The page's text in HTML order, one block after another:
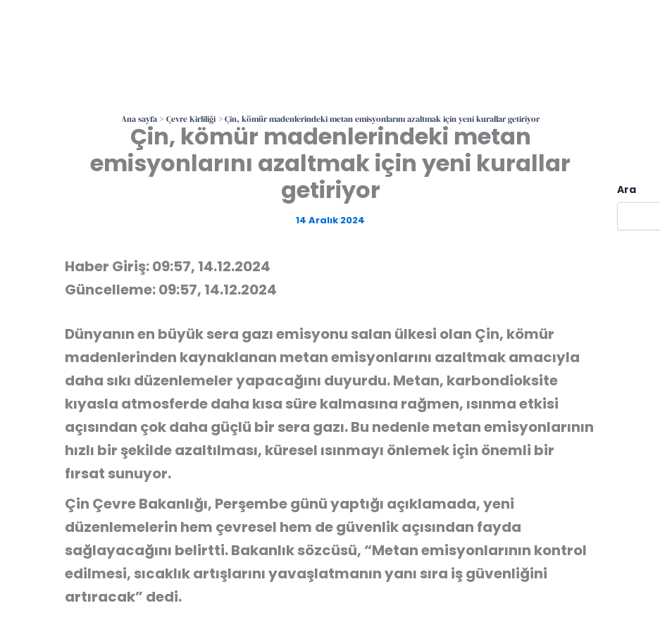
Ana sayfa Çevre Kirliliği Çin, kömür madenlerindeki metan emisyonlarını azaltmak için yeni kurallar getiriyor
Çin, kömür madenlerindeki metan
emisyonlarını azaltmak için yeni kurallar
getiriyor
14 Aralık 2024
Haber Giriş: 09:57, 14.12.2024
Güncelleme: 09:57, 14.12.2024
Dünyanın en büyük sera gazı emisyonu salan ülkesi olan Çin, kömür
madenlerinden kaynaklanan metan emisyonlarını azaltmak amacıyla
daha sıkı düzenlemeler yapacağını duyurdu. Metan, karbondioksite
kıyasla atmosferde daha kısa süre kalmasına rağmen, ısınma etkisi
açısından çok daha güçlü bir sera gazı. Bu nedenle metan emisyonlarının
hızlı bir şekilde azaltılması, küresel ısınmayı önlemek için önemli bir
fırsat sunuyor.
Çin Çevre Bakanlığı, Perşembe günü yaptığı açıklamada, yeni
düzenlemelerin hem çevresel hem de güvenlik açısından fayda
sağlayacağını belirtti. Bakanlık sözcüsü, “Metan emisyonlarının kontrol
edilmesi, sıcaklık artışlarını yavaşlatmanın yanı sıra iş güvenliğini
artıracak” dedi.
Ara